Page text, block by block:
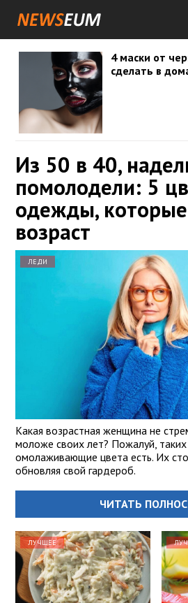
4 маски от
сделать в
Из 50 в 40,
помолодели: 5
одежды,
возраст
ЛЕДИ
Какая возрастная женщина не
моложе своих лет? Пожалуй, таких
омолаживающие цвета есть. Их
обновляя свой гардероб.
ЧИТАТЬ
ЛУЧШЕЕ